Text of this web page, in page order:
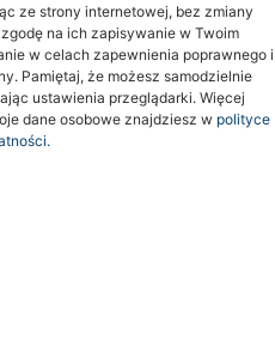
ze strony internetowej, bez zmiany
na ich zapisywanie w Twoim
w celach zapewnienia poprawnego i
Pamiętaj, że możesz samodzielnie
ustawienia przeglądarki. Więcej
dane osobowe znajdziesz w polityce